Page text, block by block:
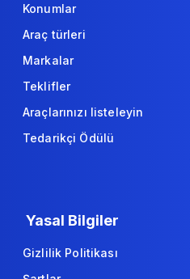
Konumlar
Araç türleri
Markalar
Teklifler
Araçlarınızı listeleyin
Tedarikçi Ödülü
Yasal Bilgiler
Gizlilik Politikası